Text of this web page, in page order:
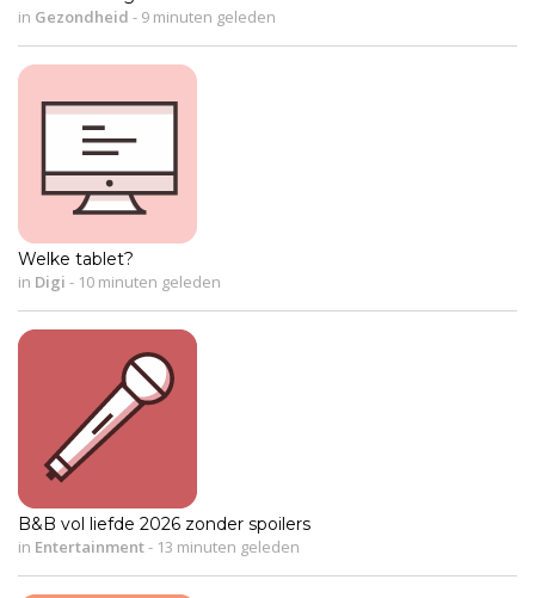
in Gezondheid - 9 minuten geleden
Welke tablet?
in Digi - 10 minuten geleden
B&B vol liefde 2026 zonder spoilers
in Entertainment- 13 minuten geleden